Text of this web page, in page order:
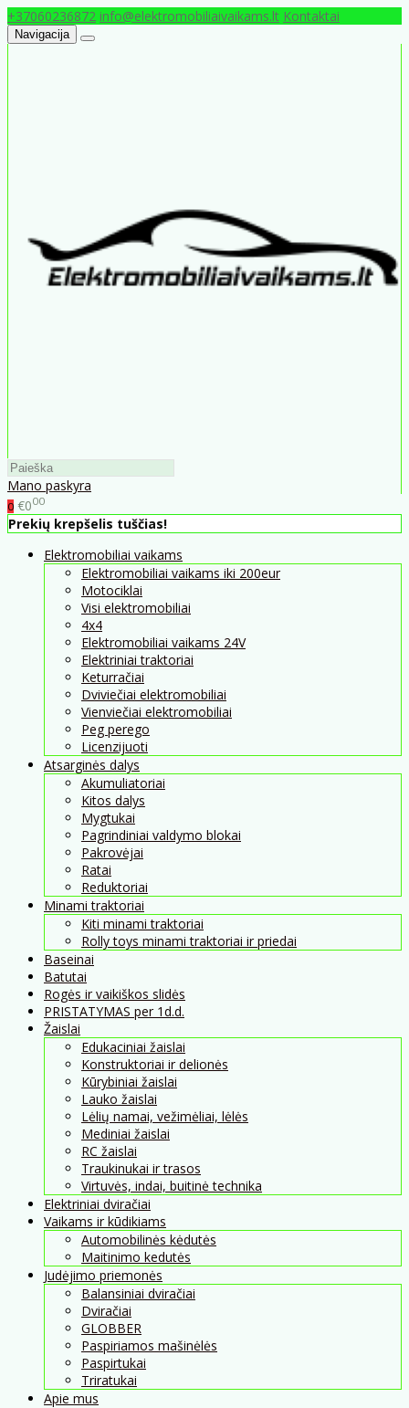
+37060236872 info@elektromobiliaivaikams.lt Kontaktai
Navigacija
Mano paskyra
0 €000
Prekių krepšelis tuščias!
Elektromobiliai vaikams
Elektromobiliai vaikams iki 200eur
Motociklai
Visi elektromobiliai
4x4
Elektromobiliai vaikams 24V
Elektriniai traktoriai
Keturračiai
Dviviečiai elektromobiliai
Vienviečiai elektromobiliai
Peg perego
Licenzijuoti
Atsarginės dalys
Akumuliatoriai
Kitos dalys
Mygtukai
Pagrindiniai valdymo blokai
Pakrovėjai
Ratai
Reduktoriai
Minami traktoriai
Kiti minami traktoriai
Rolly toys minami traktoriai ir priedai
Baseinai
Batutai
Rogės ir vaikiškos slidės
PRISTATYMAS per 1d.d.
Žaislai
Edukaciniai žaislai
Konstruktoriai ir delionės
Kūrybiniai žaislai
Lauko žaislai
Lėlių namai, vežimėliai, lėlės
Mediniai žaislai
RC žaislai
Traukinukai ir trasos
Virtuvės, indai, buitinė technika
Elektriniai dviračiai
Vaikams ir kūdikiams
Automobilinės kėdutės
Maitinimo kedutės
Judėjimo priemonės
Balansiniai dviračiai
Dviračiai
GLOBBER
Paspiriamos mašinėlės
Paspirtukai
Triratukai
Apie mus